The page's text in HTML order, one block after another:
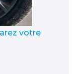
votre